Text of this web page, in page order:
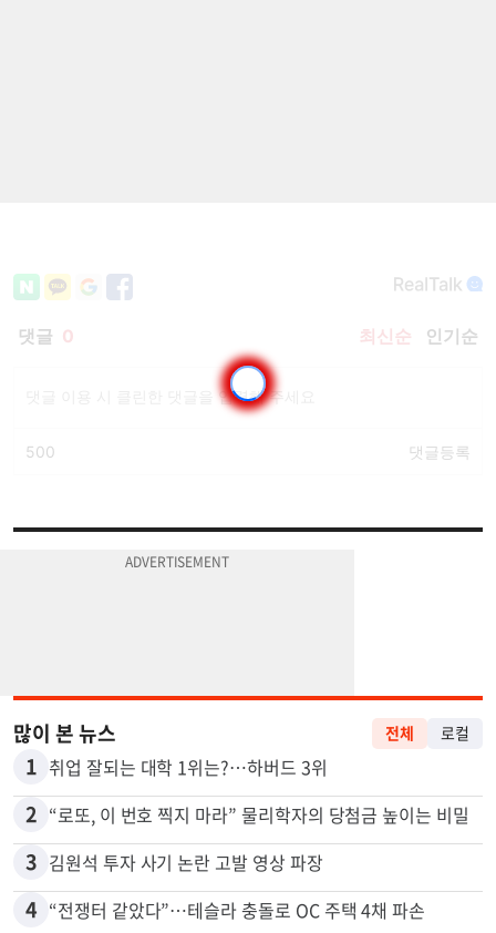
많이 본 뉴스 전체 로컬
1 취업 잘되는 대학 1위는?…하버드 3위
2 “로또, 이 번호 찍지 마라” 물리학자의 당첨금 높이는 비밀
3 김원석 투자 사기 논란 고발 영상 파장
4 “전쟁터 같았다”…테슬라 충돌로 OC 주택 4채 파손